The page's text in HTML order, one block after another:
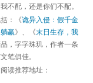
不配，还是你们不配。
：《诡异入侵：假千金
赢》、《末日生存，我
，字字珠玑，作者一条
笔俱佳。
读推荐地址：